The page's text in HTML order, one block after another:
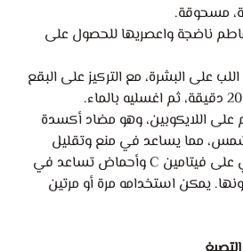
مسحوقة.
ناضجة واعصريها للحصول على
على البشرة، مع التركيز على البقع
على اللايكوبين، وهو مضاد أكسدة
مما يساعد في منع وتقليل
البقع الداكنة. كما تحتوي على فيتامين C وأحماض تساعد في
يمكن استخدامه مرة أو مرتين